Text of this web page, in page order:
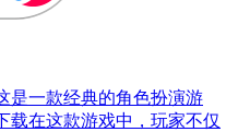
是一款经典的角色扮演游
载在这款游戏中，玩家不仅